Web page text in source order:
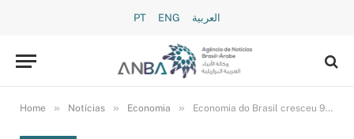
PT ENG العربية
Home » Notícias » Economia » Economia do Brasil cresceu 9,84%